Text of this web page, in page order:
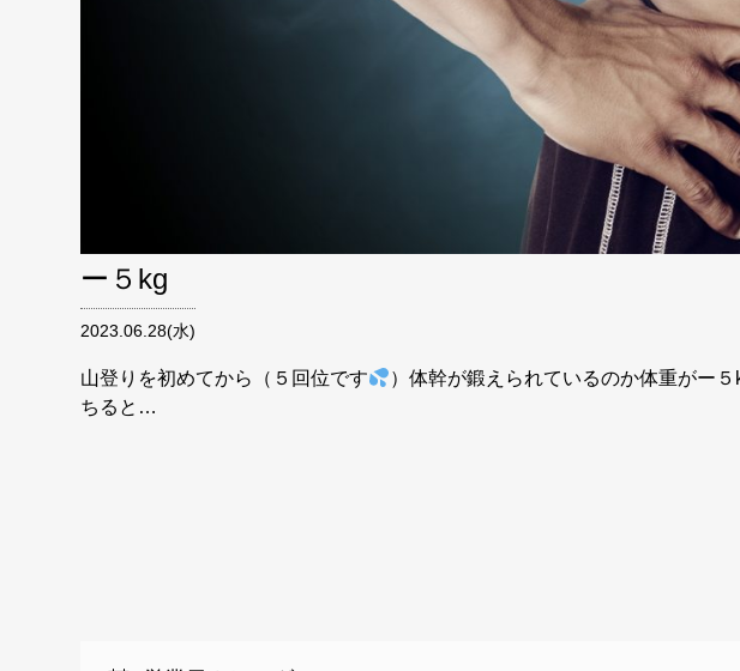
ー５kg
2023.06.28(水)
山登りを初めてから（５回位です ）体幹が鍛えられているのか体重がー
ちると…